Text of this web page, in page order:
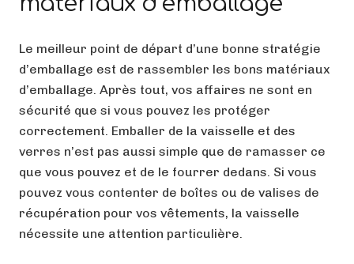
Le meilleur point de départ d’une bonne stratégie
d’emballage est de rassembler les bons matériaux
d’emballage. Après tout, vos affaires ne sont en
sécurité que si vous pouvez les protéger
correctement. Emballer de la vaisselle et des
verres n’est pas aussi simple que de ramasser ce
que vous pouvez et de le fourrer dedans. Si vous
pouvez vous contenter de boîtes ou de valises de
récupération pour vos vêtements, la vaisselle
nécessite une attention particulière.